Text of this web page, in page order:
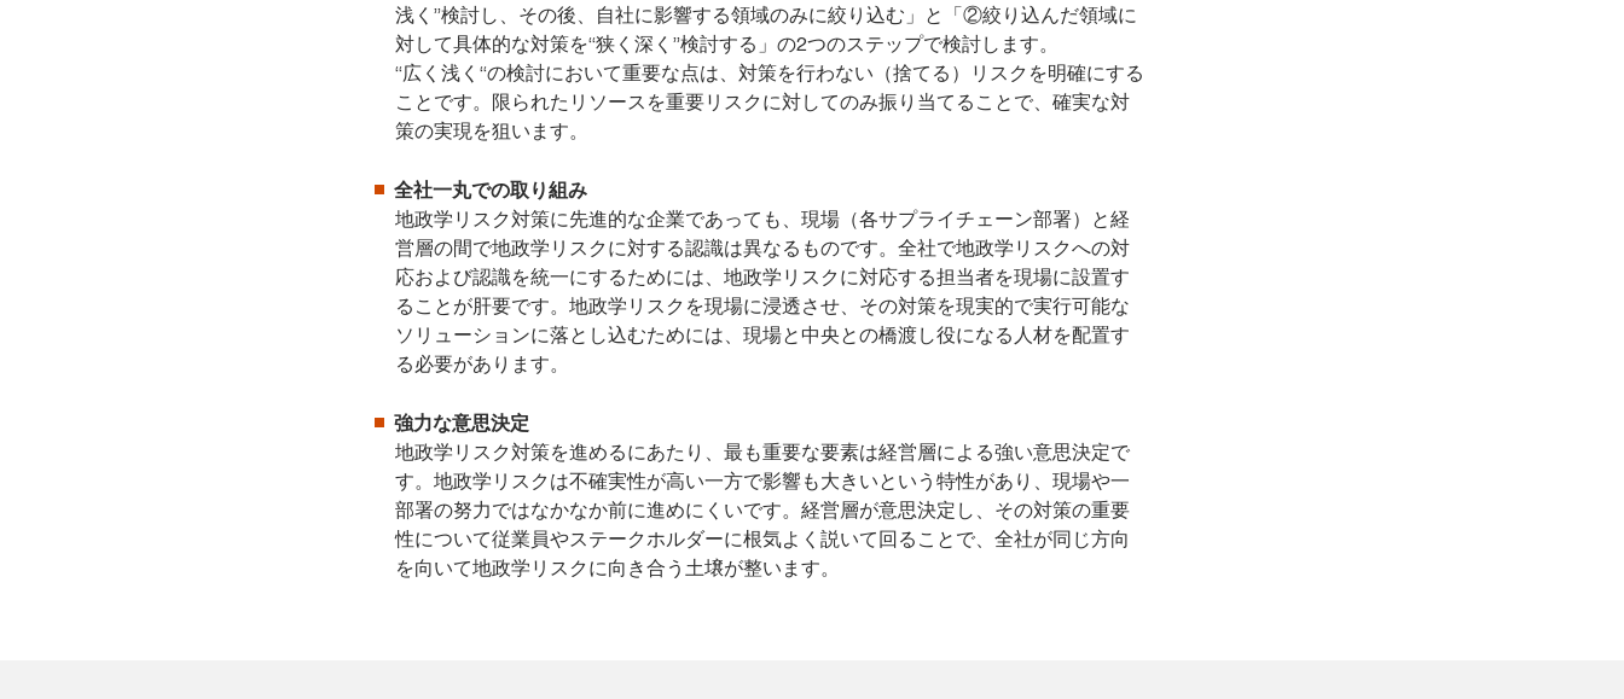
浅く”検討し、その後、自社に影響する領域のみに絞り込む」と「②絞り込んだ領域に
対して具体的な対策を“狭く深く”検討する」の2つのステップで検討します。
“広く浅く“の検討において重要な点は、対策を行わない（捨てる）リスクを明確にする
ことです。限られたリソースを重要リスクに対してのみ振り当てることで、確実な対
策の実現を狙います。
全社一丸での取り組み
地政学リスク対策に先進的な企業であっても、現場（各サプライチェーン部署）と経
営層の間で地政学リスクに対する認識は異なるものです。全社で地政学リスクへの対
応および認識を統一にするためには、地政学リスクに対応する担当者を現場に設置す
ることが肝要です。地政学リスクを現場に浸透させ、その対策を現実的で実行可能な
ソリューションに落とし込むためには、現場と中央との橋渡し役になる人材を配置す
る必要があります。
強力な意思決定
地政学リスク対策を進めるにあたり、最も重要な要素は経営層による強い意思決定で
す。地政学リスクは不確実性が高い一方で影響も大きいという特性があり、現場や一
部署の努力ではなかなか前に進めにくいです。経営層が意思決定し、その対策の重要
性について従業員やステークホルダーに根気よく説いて回ることで、全社が同じ方向
を向いて地政学リスクに向き合う土壌が整います。